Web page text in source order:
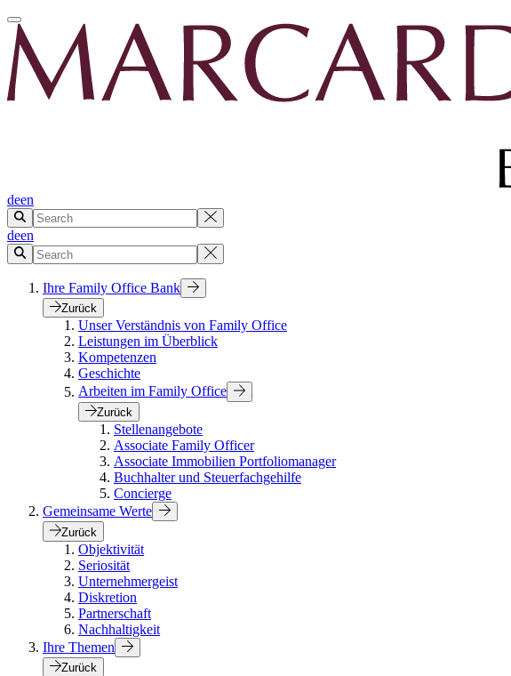
deen
deen
Ihre Family Office Bank
Zurück
Unser Verständnis von Family Office
Leistungen im Überblick
Kompetenzen
Geschichte
Arbeiten im Family Office
Zurück
Stellenangebote
Associate Family Officer
Associate Immobilien Portfoliomanager
Buchhalter und Steuerfachgehilfe
Concierge
Gemeinsame Werte
Zurück
Objektivität
Seriosität
Unternehmergeist
Diskretion
Partnerschaft
Nachhaltigkeit
Ihre Themen
Zurück